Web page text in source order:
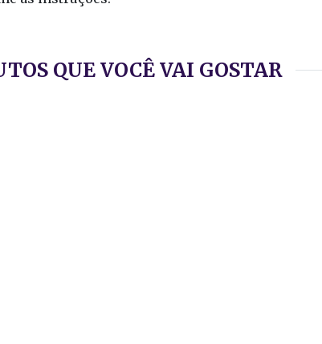
QUE VOCÊ VAI GOSTAR